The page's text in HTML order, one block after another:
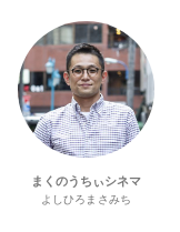
まくのうちぃシネマ
よしひろまさみち